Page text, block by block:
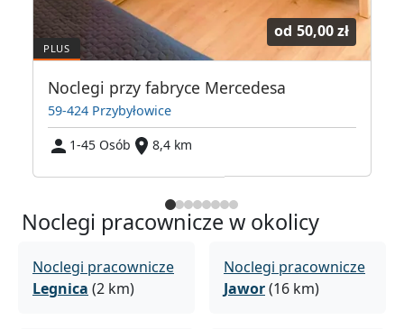
od 50,00 zł
Noclegi przy fabryce Mercedesa
59-424 Przybyłowice
1-45 Osób
8,4 km
Noclegi pracownicze w okolicy
Noclegi pracownicze
Legnica (2 km)
Noclegi pracownicze
Jawor(16 km)